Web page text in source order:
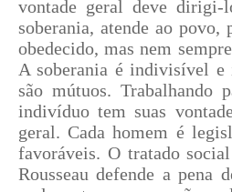
vontade geral deve
soberania, atende ao
obedecido, mas nem
A soberania é indivisível e
são mútuos. Trabalhando
indivíduo tem suas
geral. Cada homem é
favoráveis. O tratado
Rousseau defende a